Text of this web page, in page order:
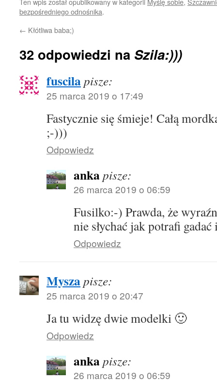
bezpośredniego odnośnika.
← Kłótliwa baba;)
32 odpowiedzi na Szila:)))
fuscilapisze:
25 marca 2019 o 17:49
Fastycznie się śmieje! Całą
;-)))
Odpowiedz
ankapisze:
26 marca 2019 o 06:59
Fusilko:-) Prawda, że
nie słychać jak potrafi
Odpowiedz
Myszapisze:
25 marca 2019 o 20:47
Ja tu widzę dwie modelki 🙂
Odpowiedz
ankapisze:
26 marca 2019 o 06:59